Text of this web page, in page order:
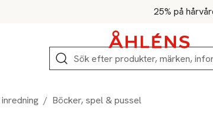
25% på
Sök
/ Böcker, spel & pussel